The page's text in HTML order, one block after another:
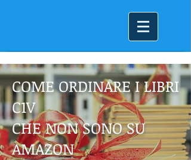
COME ORDINARE I LIBRI
C1V
CHE NON SONO SU
AMAZON